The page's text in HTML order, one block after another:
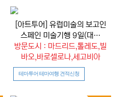
[아트투어] 유럽미술의 보고인
스페인 미술기행 9일(대…
방문도시 : 마드리드,톨레도,빌
바오,바로셀로나,세고비아
테마투어 테마여행 견적신청